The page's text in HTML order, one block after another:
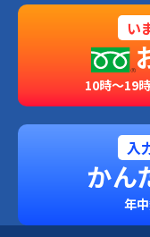
い
10時～19
入
かん
年